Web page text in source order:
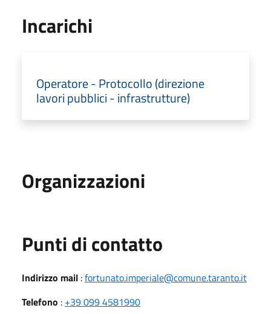
Incarichi
Operatore - Protocollo (direzione
lavori pubblici - infrastrutture)
Organizzazioni
Punti di contatto
Indirizzo mail :fortunato.imperiale@comune.taranto.it
Telefono : +39 099 4581990